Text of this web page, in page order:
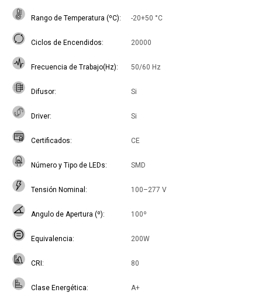
Rango de Temperatura (ºC) -20+50 °C
Ciclos de Encendidos 20000
Frecuencia de Trabajo(Hz) 50/60 Hz
Difusor Si
Driver Si
Certificados CE
Número y Tipo de LEDs SMD
Tensión Nominal 100–277 V
Angulo de Apertura (º) 100º
Equivalencia 200W
CRI 80
Clase Energética A+